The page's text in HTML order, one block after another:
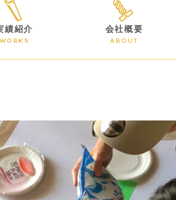
績紹介
WORKS
会社概要
ABOUT